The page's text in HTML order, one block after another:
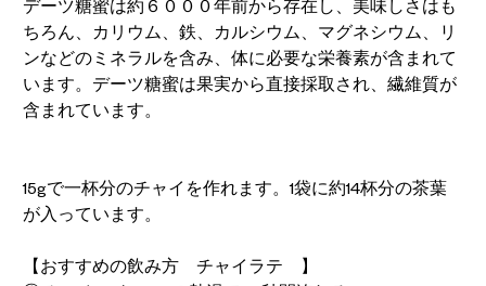
デーツ糖蜜は約６０００年前から存在し、美味しさはも
ちろん、カリウム、鉄、カルシウム、マグネシウム、リ
ンなどのミネラルを含み、体に必要な栄養素が含まれて
います。デーツ糖蜜は果実から直接採取され、繊維質が
含まれています。
15gで一杯分のチャイを作れます。1袋に約14杯分の茶葉
が入っています。
【おすすめの飲み方 チャイラテ 】